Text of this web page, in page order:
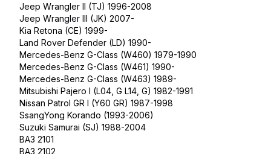
Jeep Wrangler II (TJ) 1996-2008
Jeep Wrangler III (JK) 2007-
Kia Retona (CE) 1999-
Land Rover Defender (LD) 1990-
Mercedes-Benz G-Class (W460) 1979-1990
Mercedes-Benz G-Class (W461) 1990-
Mercedes-Benz G-Class (W463) 1989-
Mitsubishi Pajero I (L04, G L14, G) 1982-1991
Nissan Patrol GR I (Y60 GR) 1987-1998
SsangYong Korando (1993-2006)
Suzuki Samurai (SJ) 1988-2004
ВАЗ 2101
ВАЗ 2102